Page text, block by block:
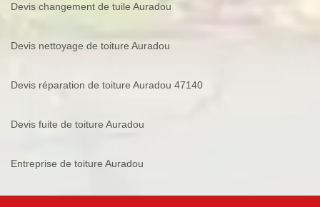
Devis changement de tuile Auradou
Devis nettoyage de toiture Auradou
Devis réparation de toiture Auradou 47140
Devis fuite de toiture Auradou
Entreprise de toiture Auradou